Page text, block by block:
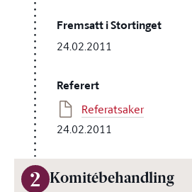
Fremsatt i Stortinget
24.02.2011
Referert
Referatsaker
24.02.2011
2 Komitébehandling